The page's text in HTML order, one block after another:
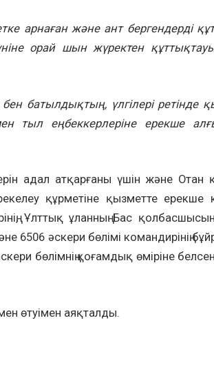
арнаған және ант бергендерді
орай шын жүректен құттықтау
батылдықтың, үлгілері ретінде
тыл еңбеккерлеріне ерекше
адал атқарғаны үшін және Отан
құрметіне қызметте ерекше
Ұлттық ұланның Бас
6506 әскери бөлімі командирінің
бөлімнің қоғамдық өміріне
өтуімен аяқталды.